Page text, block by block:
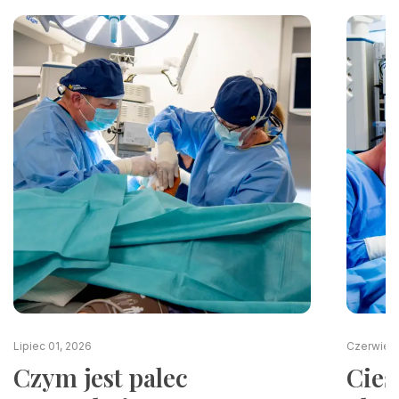
Lipiec 01, 2026
Czym jest palec
Czerwiec